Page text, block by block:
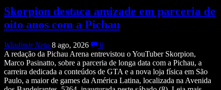
Skorpion destaca amizade em parceria de
oito anos com a Pichau
Wladimir Neto 8 ago, 2026
0
A redação da Pichau Arena entrevistou o YouTuber Skorpion,
Marco Pasinatto, sobre a parceria de longa data com a Pichau, a
carreira dedicada a conteúdos de GTA e a nova loja física em São
Paulo, a maior de games da América Latina, localizada na Avenida